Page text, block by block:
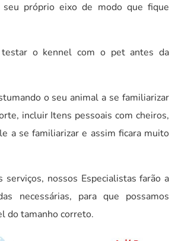
próprio eixo de modo que fique
o kennel com o pet antes da
o seu animal a se familiarizar
incluir Itens pessoais com cheiros,
a se familiarizar e assim ficara muito
serviços, nossos Especialistas farão a
necessárias, para que possamos
do tamanho correto.